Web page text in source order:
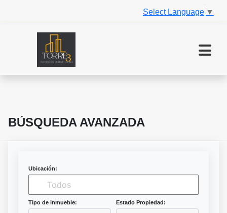
Select Language ▼
BÚSQUEDA AVANZADA
Ubicación:
Tipo de inmueble: Estado Propiedad: